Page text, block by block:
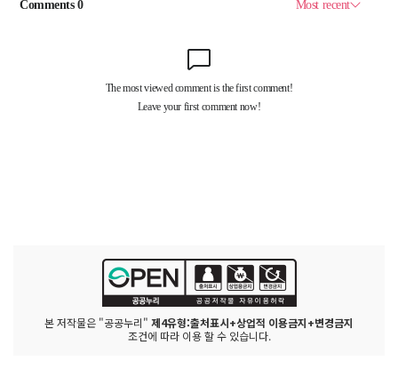
본 저작물은 "공공누리" 제4유형:출처표시+상업적 이용금지+변경금지
조건에 따라 이용 할 수 있습니다.